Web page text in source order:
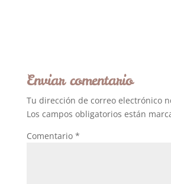
Enviar comentario
Tu dirección de correo electrónico
Los campos obligatorios están
Comentario *